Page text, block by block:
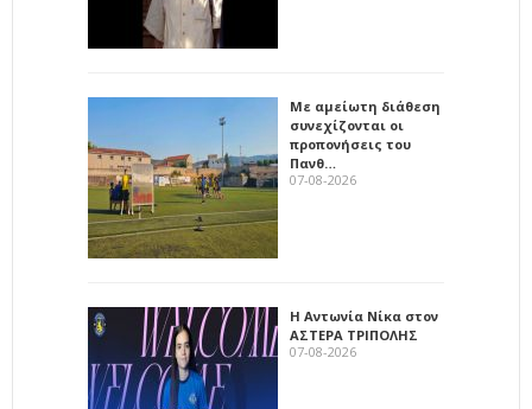
Με αμείωτη διάθεση
συνεχίζονται οι
προπονήσεις του
Πανθ…
07-08-2026
Η Αντωνία Νίκα στον
ΑΣΤΕΡΑ ΤΡΙΠΟΛΗΣ
07-08-2026